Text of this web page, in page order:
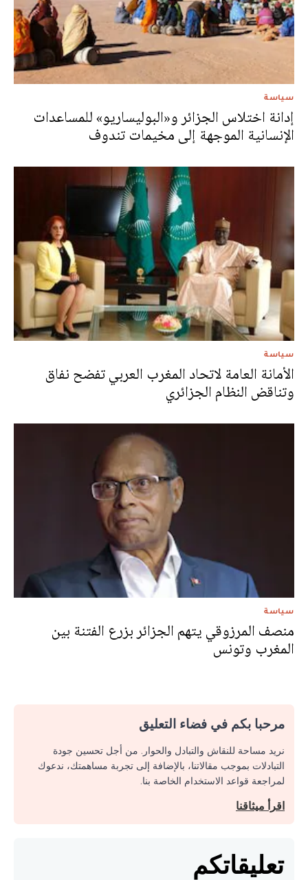
سياسة
إدانة اختلاس الجزائر و«البوليساريو» للمساعدات
الإنسانية الموجهة إلى مخيمات تندوف
سياسة
الأمانة العامة لاتحاد المغرب العربي تفضح نفاق
وتناقض النظام الجزائري
سياسة
منصف المرزوقي يتهم الجزائر بزرع الفتنة بين
المغرب وتونس
مرحبا بكم في فضاء التعليق
نريد مساحة للنقاش والتبادل والحوار. من أجل تحسين جودة
التبادلات بموجب مقالاتنا، بالإضافة إلى تجربة مساهمتك، ندعوك
لمراجعة قواعد الاستخدام الخاصة بنا.
اقرأ ميثاقنا
تعليقاتكم